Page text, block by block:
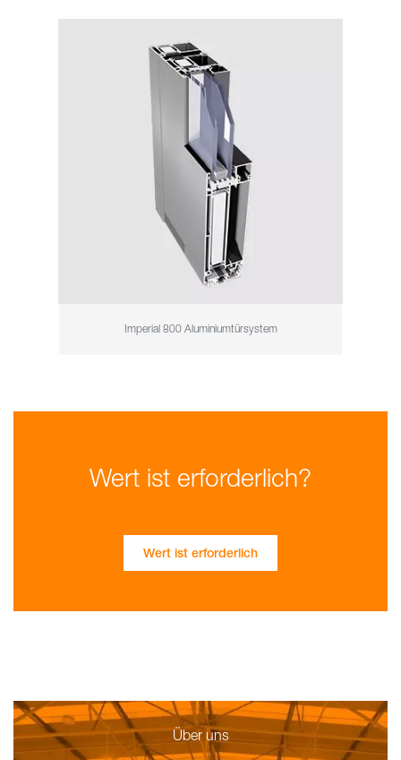
Imperial 800 Aluminiumtürsystem
Wert ist erforderlich?
Wert ist erforderlich
Über uns